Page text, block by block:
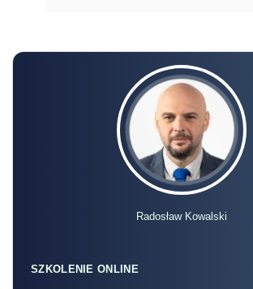
Radosław Kowalski
SZKOLENIE ONLINE